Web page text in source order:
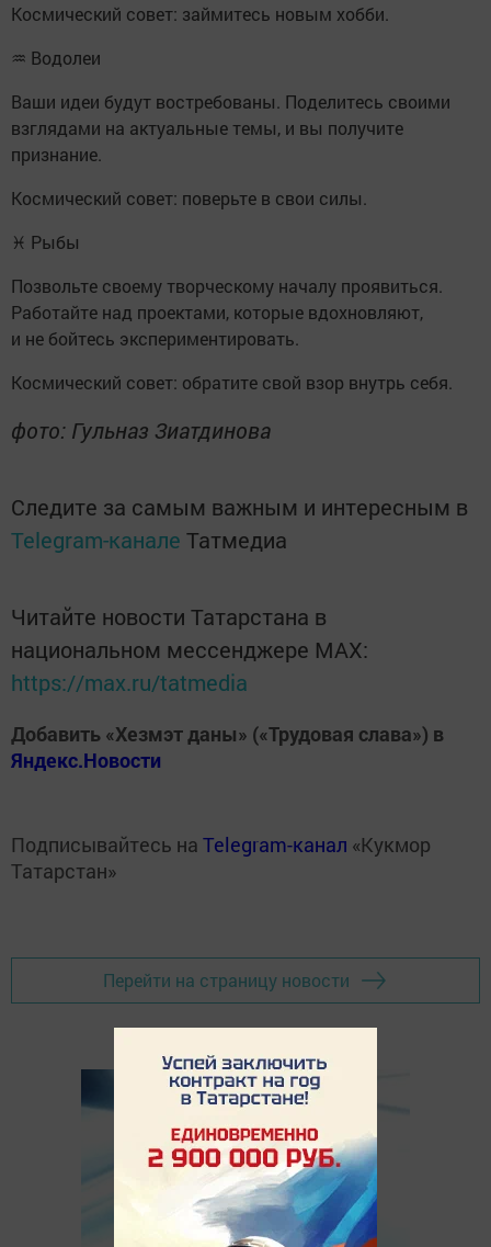
Космический совет: займитесь новым хобби.
♒ Водолеи
Ваши идеи будут востребованы. Поделитесь своими
взглядами на актуальные темы, и вы получите
признание.
Космический совет: поверьте в свои силы.
♓ Рыбы
Позвольте своему творческому началу проявиться.
Работайте над проектами, которые вдохновляют,
и не бойтесь экспериментировать.
Космический совет: обратите свой взор внутрь себя.
фото: Гульназ Зиатдинова
Следите за самым важным и интересным в
Telegram-канале Татмедиа
Читайте новости Татарстана в
национальном мессенджере MАХ:
https://max.ru/tatmedia
Добавить «Хезмэт даны» («Трудовая слава») в
Яндекс.Новости
Подписывайтесь на Telegram-канал «Кукмор
Татарстан»
Перейти на страницу новости